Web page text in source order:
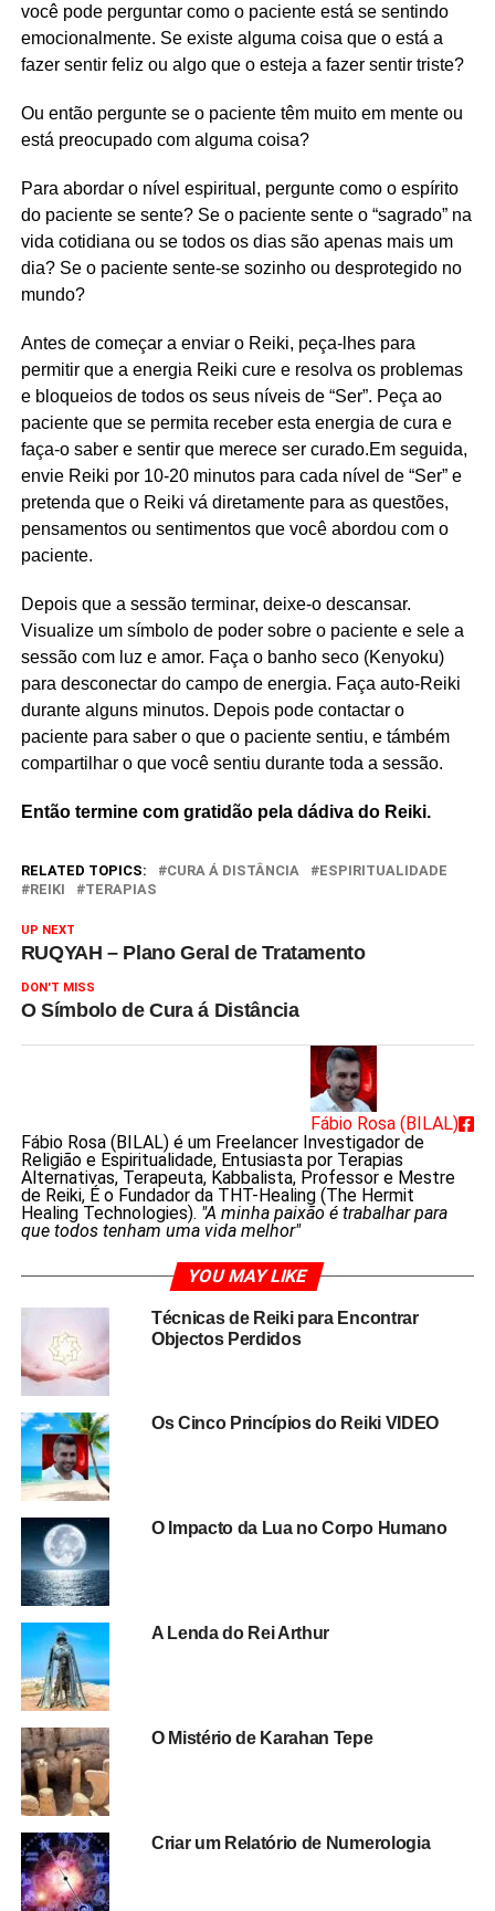
você pode perguntar como o paciente está se sentindo
emocionalmente. Se existe alguma coisa que o está a
fazer sentir feliz ou algo que o esteja a fazer sentir triste?
Ou então pergunte se o paciente têm muito em mente ou
está preocupado com alguma coisa?
Para abordar o nível espiritual, pergunte como o espírito
do paciente se sente? Se o paciente sente o “sagrado” na
vida cotidiana ou se todos os dias são apenas mais um
dia? Se o paciente sente-se sozinho ou desprotegido no
mundo?
Antes de começar a enviar o Reiki, peça-lhes para
permitir que a energia Reiki cure e resolva os problemas
e bloqueios de todos os seus níveis de “Ser”. Peça ao
paciente que se permita receber esta energia de cura e
faça-o saber e sentir que merece ser curado.Em seguida,
envie Reiki por 10-20 minutos para cada nível de “Ser” e
pretenda que o Reiki vá diretamente para as questões,
pensamentos ou sentimentos que você abordou com o
paciente.
Depois que a sessão terminar, deixe-o descansar.
Visualize um símbolo de poder sobre o paciente e sele a
sessão com luz e amor. Faça o banho seco (Kenyoku)
para desconectar do campo de energia. Faça auto-Reiki
durante alguns minutos. Depois pode contactar o
paciente para saber o que o paciente sentiu, e támbém
compartilhar o que você sentiu durante toda a sessão.
Então termine com gratidão pela dádiva do Reiki.
RELATED TOPICS: CURA Á DISTÂNCIA
ESPIRITUALIDADE
REIKI
TERAPIAS
UP NEXT
RUQYAH – Plano Geral de Tratamento
DON'T MISS
O Símbolo de Cura á Distância
Fábio Rosa (BILAL)
Fábio Rosa (BILAL) é um Freelancer Investigador de
Religião e Espiritualidade, Entusiasta por Terapias
Alternativas, Terapeuta, Kabbalista, Professor e Mestre
de Reiki, É o Fundador da THT-Healing (The Hermit
Healing Technologies). "A minha paixão é trabalhar para
que todos tenham uma vida melhor"
YOU MAY LIKE
Técnicas de Reiki para Encontrar
Objectos Perdidos
Os Cinco Princípios do Reiki VIDEO
O Impacto da Lua no Corpo Humano
A Lenda do Rei Arthur
O Mistério de Karahan Tepe
Criar um Relatório de Numerologia